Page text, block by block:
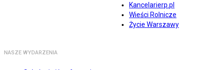
Kancelarierp.pl
Wieści Rolnicze
Życie Warszawy
NASZE WYDARZENIA